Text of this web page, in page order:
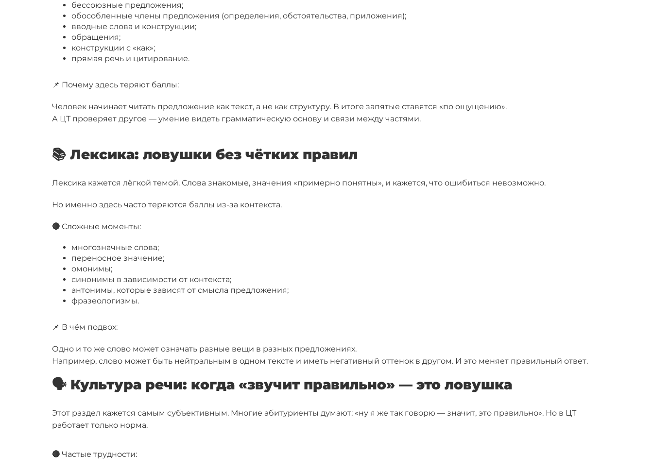
бессоюзные предложения;
обособленные члены предложения (определения, обстоятельства, приложения);
вводные слова и конструкции;
обращения;
конструкции с «как»;
прямая речь и цитирование.
📌 Почему здесь теряют баллы:
Человек начинает читать предложение как текст, а не как структуру. В итоге запятые ставятся «по ощущению».
А ЦТ проверяет другое — умение видеть грамматическую основу и связи между частями.
📚 Лексика: ловушки без чётких правил
Лексика кажется лёгкой темой. Слова знакомые, значения «примерно понятны», и кажется, что ошибиться невозможно.
Но именно здесь часто теряются баллы из-за контекста.
🔴 Сложные моменты:
многозначные слова;
переносное значение;
омонимы;
синонимы в зависимости от контекста;
антонимы, которые зависят от смысла предложения;
фразеологизмы.
📌 В чём подвох:
Одно и то же слово может означать разные вещи в разных предложениях.
Например, слово может быть нейтральным в одном тексте и иметь негативный оттенок в другом. И это меняет правильный ответ.
🗣 Культура речи: когда «звучит правильно» — это ловушка
Этот раздел кажется самым субъективным. Многие абитуриенты думают: «ну я же так говорю — значит, это правильно». Но в ЦТ
работает только норма.
🔴 Частые трудности: